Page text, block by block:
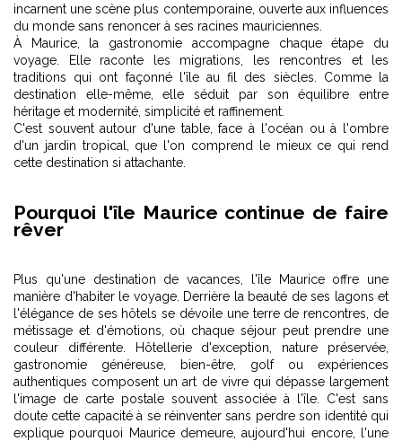
incarnent une scène plus contemporaine, ouverte aux influences
du monde sans renoncer à ses racines mauriciennes.
À Maurice, la gastronomie accompagne chaque étape du
voyage. Elle raconte les migrations, les rencontres et les
traditions qui ont façonné l'île au fil des siècles. Comme la
destination elle-même, elle séduit par son équilibre entre
héritage et modernité, simplicité et raffinement.
C'est souvent autour d'une table, face à l'océan ou à l'ombre
d'un jardin tropical, que l'on comprend le mieux ce qui rend
cette destination si attachante.
Pourquoi l'île Maurice continue de faire
rêver
Plus qu'une destination de vacances, l'île Maurice offre une
manière d'habiter le voyage. Derrière la beauté de ses lagons et
l'élégance de ses hôtels se dévoile une terre de rencontres, de
métissage et d'émotions, où chaque séjour peut prendre une
couleur différente. Hôtellerie d'exception, nature préservée,
gastronomie généreuse, bien-être, golf ou expériences
authentiques composent un art de vivre qui dépasse largement
l'image de carte postale souvent associée à l'île. C'est sans
doute cette capacité à se réinventer sans perdre son identité qui
explique pourquoi Maurice demeure, aujourd'hui encore, l'une